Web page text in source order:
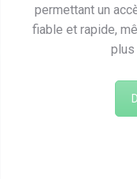
permettant un
fiable et rapide,
plus